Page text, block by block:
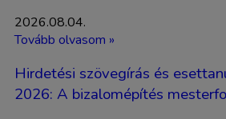
2026.08.04.
Tovább olvasom »
Hirdetési szövegírás és
2026: A bizalomépítés